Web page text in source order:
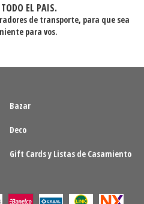
EL PAIS.
de transporte, para que sea
para vos.
Bazar
Deco
Gift Cards y Listas de Casamiento